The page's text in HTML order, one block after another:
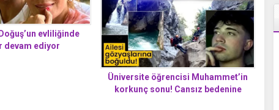
evliliğinde
devam ediyor
Üniversite öğrencisi Muhammet’in
korkunç sonu! Cansız bedenine